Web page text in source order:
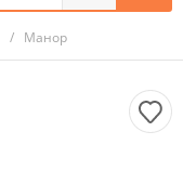
/ Манор